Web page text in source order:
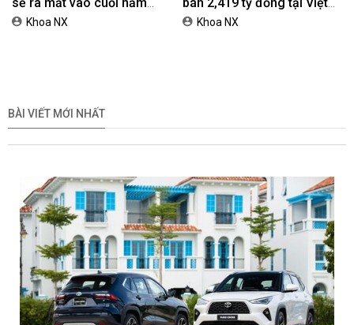
2026Khoa NX
NamKhoa NX
BÀI VIẾT MỚI NHẤT